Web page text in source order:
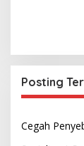
Posting
Cegah